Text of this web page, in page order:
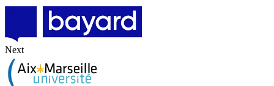
Next